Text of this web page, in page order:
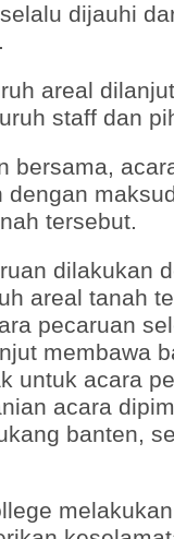
dijauhi
areal
staff dan
bersama,
tersebut.
dilakukan
areal tanah
pecaruan
membawa
untuk acara
acara
banten,